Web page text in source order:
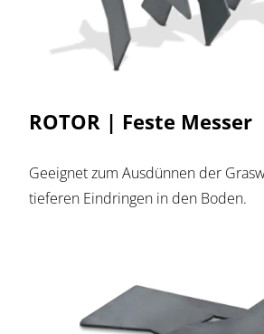
ROTOR | Feste Messer
Geeignet zum Ausdünnen der
tieferen Eindringen in den Boden.